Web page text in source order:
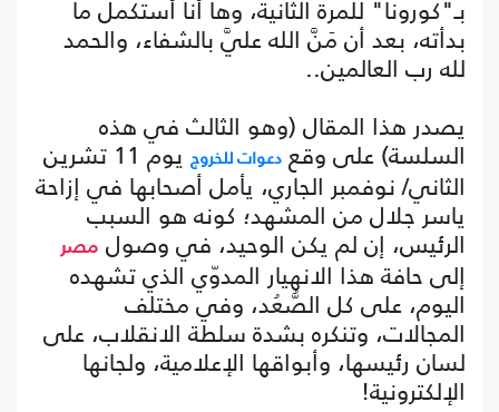
بـ"كورونا" للمرة الثانية، وها أنا أستكمل ما
بدأته، بعد أن مَنَّ الله عليَّ بالشفاء، والحمد
لله رب العالمين..
يصدر هذا المقال (وهو الثالث في هذه
السلسة) على وقع دعوات للخروج
يوم 11 تشرين
الثاني/ نوفمبر الجاري، يأمل أصحابها في إزاحة
ياسر جلال من المشهد؛ كونه هو السبب
الرئيس، إن لم يكن الوحيد، في وصول مصر
إلى حافة هذا الانهيار المدوّي الذي تشهده
اليوم، على كل الصُّعُد، وفي مختلف
المجالات، وتنكره بشدة سلطة الانقلاب، على
لسان رئيسها، وأبواقها الإعلامية، ولجانها
الإلكترونية!